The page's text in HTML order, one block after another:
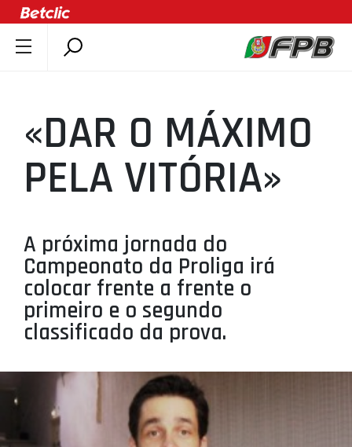
ÚLTIMAS
COMPETIÇÕES
ASSOCIAÇÕES
AGENTES
AGENDA
SELEÇÕES
MINIBASQUETE
ÁREA TÉCNICA
PROJETOS
LIGA BETCLIC MASCULINA
LIGA BETCLIC FEMININA
«DAR O MÁXIMO
PELA VITÓRIA»
A próxima jornada do
Campeonato da Proliga irá
colocar frente a frente o
primeiro e o segundo
classificado da prova.